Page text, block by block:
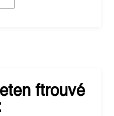
ftrouvé